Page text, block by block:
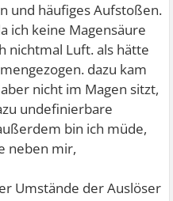
und häufiges Aufstoßen.
ich keine Magensäure
nichtmal Luft. als hätte
dazu kam
nicht im Magen sitzt,
undefinierbare
bin ich müde,
neben mir,
Umstände der Auslöser